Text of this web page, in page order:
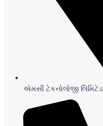
એમસી ટેકનોલોજી લિમિટેડ